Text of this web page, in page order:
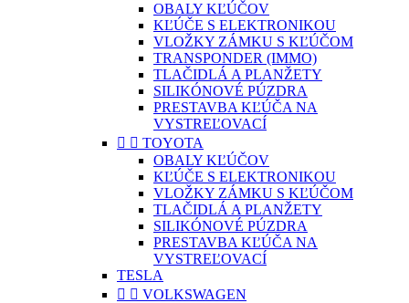
OBALY KĽÚČOV
KĽÚČE S ELEKTRONIKOU
VLOŽKY ZÁMKU S KĽÚČOM
TRANSPONDER (IMMO)
TLAČIDLÁ A PLANŽETY
SILIKÓNOVÉ PÚZDRA
PRESTAVBA KĽÚČA NA
VYSTREĽOVACÍ
  TOYOTA
OBALY KĽÚČOV
KĽÚČE S ELEKTRONIKOU
VLOŽKY ZÁMKU S KĽÚČOM
TLAČIDLÁ A PLANŽETY
SILIKÓNOVÉ PÚZDRA
PRESTAVBA KĽÚČA NA
VYSTREĽOVACÍ
TESLA
  VOLKSWAGEN